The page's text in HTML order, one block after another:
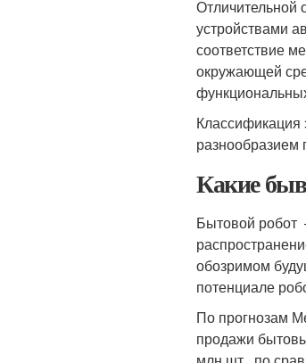
Отличительной
устройствами
соответствие
окружающей
разнообразием
Какие
Бытовой робот
обозримом
потенциале
По прогнозам
продажи